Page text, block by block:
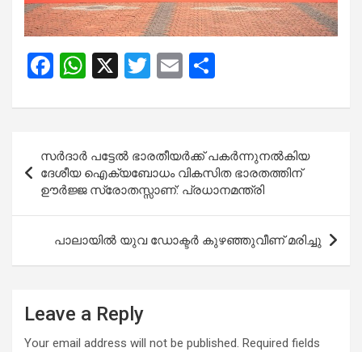
F
ce
b
o
o
k
W
at
s
A
p
p
X
T
tt
er
E
ail ar
navigation
സർദാർ പട്ടേൽ ഭാരതീയർക്ക് പകർന്നുനൽകിയ
ദേശീയ ഐക്യബോധം വികസിത ഭാരതത്തിന്
ഊർജ്ജ സ്രോതസ്സാണ്: പ്രധാനമന്ത്രി
പാലായിൽ യുവ ഡോക്ടർ കുഴഞ്ഞുവീണ് മരിച്ചു
Leave a Reply
Your email address will not be published. Required fields